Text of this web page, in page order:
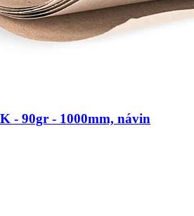
- 90gr - 1000mm, návin